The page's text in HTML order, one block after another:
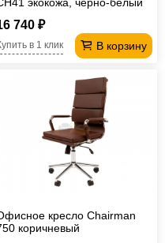
740 ₽
В корзину
в 1 клик
кресло Chairman
коричневый